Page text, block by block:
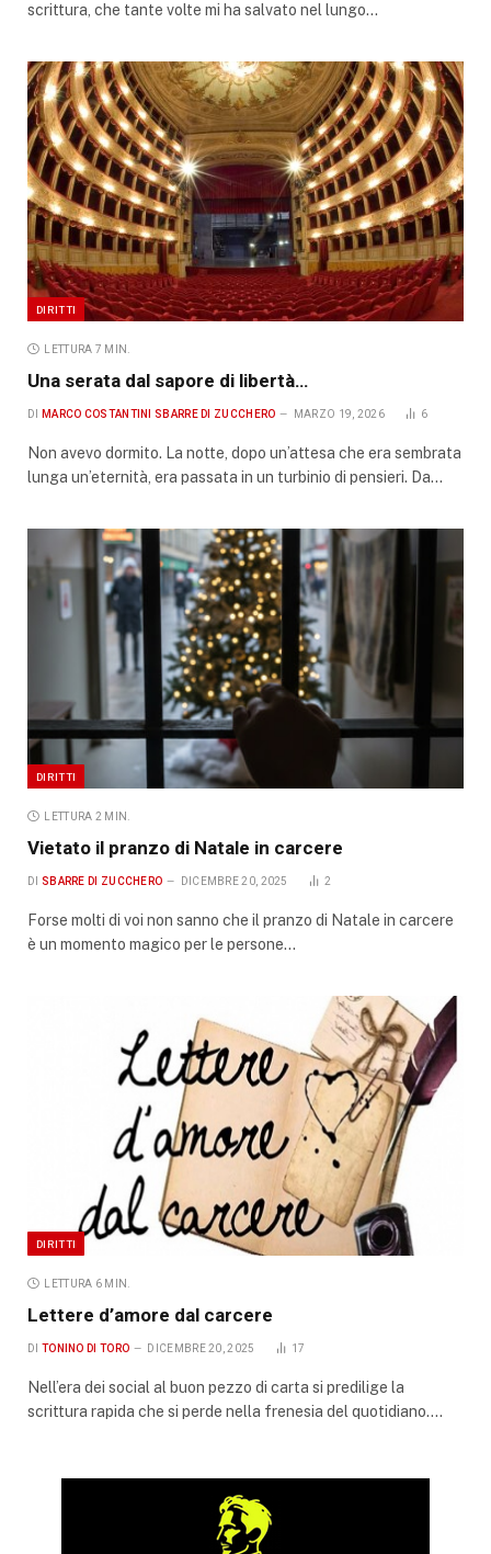
scrittura, che tante volte mi ha salvato nel lungo…
DIRITTI
LETTURA 7 MIN.
Una serata dal sapore di libertà…
DI MARCO COSTANTINI SBARRE DI ZUCCHERO MARZO 19, 2026 6
Non avevo dormito. La notte, dopo un’attesa che era sembrata
lunga un’eternità, era passata in un turbinio di pensieri. Da…
DIRITTI
LETTURA 2 MIN.
Vietato il pranzo di Natale in carcere
DI SBARRE DI ZUCCHERO DICEMBRE 20, 2025 2
Forse molti di voi non sanno che il pranzo di Natale in carcere
è un momento magico per le persone…
DIRITTI
LETTURA 6 MIN.
Lettere d’amore dal carcere
DI TONINO DI TORO DICEMBRE 20, 2025 17
Nell’era dei social al buon pezzo di carta si predilige la
scrittura rapida che si perde nella frenesia del quotidiano.…